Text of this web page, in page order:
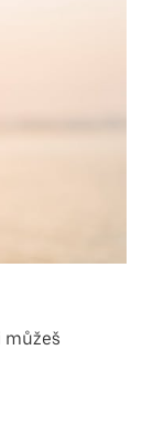
můžeš